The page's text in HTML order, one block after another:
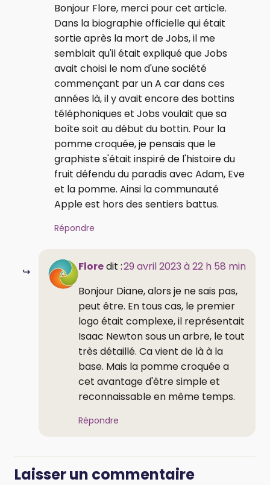
Bonjour Flore, merci pour cet article.
Dans la biographie officielle qui était
sortie après la mort de Jobs, il me
semblait qu'il était expliqué que Jobs
avait choisi le nom d'une société
commençant par un A car dans ces
années là, il y avait encore des bottins
téléphoniques et Jobs voulait que sa
boîte soit au début du bottin. Pour la
pomme croquée, je pensais que le
graphiste s'était inspiré de l'histoire du
fruit défendu du paradis avec Adam, Eve
et la pomme. Ainsi la communauté
Apple est hors des sentiers battus.
Répondre
Floredit :29 avril 2023 à 22 h 58 min
Bonjour Diane, alors je ne sais pas,
peut être. En tous cas, le premier
logo était complexe, il représentait
Isaac Newton sous un arbre, le tout
très détaillé. Ca vient de là à la
base. Mais la pomme croquée a
cet avantage d'être simple et
reconnaissable en même temps.
Répondre
Laisser un commentaire